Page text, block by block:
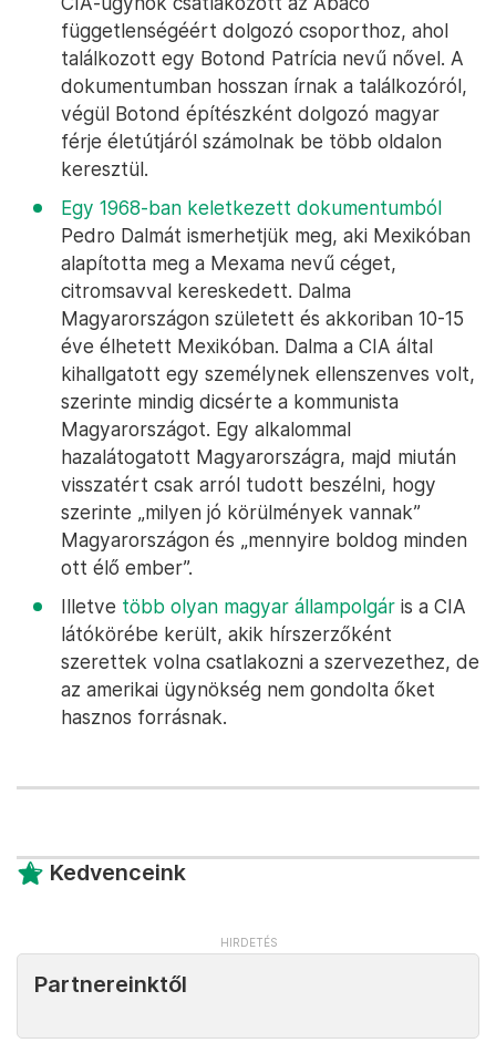
függetlenségéért dolgozó csoporthoz, ahol
találkozott egy Botond Patrícia nevű nővel. A
dokumentumban hosszan írnak a találkozóról,
végül Botond építészként dolgozó magyar
férje életútjáról számolnak be több oldalon
keresztül.
Egy 1968-ban keletkezett dokumentumból
Pedro Dalmát ismerhetjük meg, aki Mexikóban
alapította meg a Mexama nevű céget,
citromsavval kereskedett. Dalma
Magyarországon született és akkoriban 10-15
éve élhetett Mexikóban. Dalma a CIA által
kihallgatott egy személynek ellenszenves volt,
szerinte mindig dicsérte a kommunista
Magyarországot. Egy alkalommal
hazalátogatott Magyarországra, majd miután
visszatért csak arról tudott beszélni, hogy
szerinte „milyen jó körülmények vannak”
Magyarországon és „mennyire boldog minden
ott élő ember”.
Illetve több olyan magyar állampolgár is a CIA
látókörébe került, akik hírszerzőként
szerettek volna csatlakozni a szervezethez, de
az amerikai ügynökség nem gondolta őket
hasznos forrásnak.
Kedvenceink
Partnereinktől